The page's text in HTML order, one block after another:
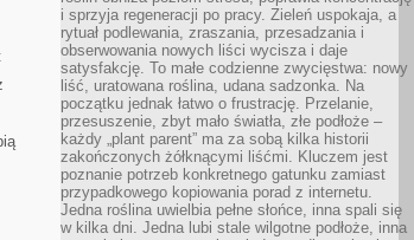
i sprzyja regeneracji po pracy. Zieleń uspokaja, a
rytuał podlewania, zraszania, przesadzania i
obserwowania nowych liści wycisza i daje
satysfakcję. To małe codzienne zwycięstwa: nowy
liść, uratowana roślina, udana sadzonka. Na
początku jednak łatwo o frustrację. Przelanie,
przesuszenie, zbyt mało światła, złe podłoże –
każdy „plant parent” ma za sobą kilka historii
zakończonych żółknącymi liśćmi. Kluczem jest
poznanie potrzeb konkretnego gatunku zamiast
przypadkowego kopiowania porad z internetu.
Jedna roślina uwielbia pełne słońce, inna spali się
w kilka dni. Jedna lubi stale wilgotne podłoże, inna